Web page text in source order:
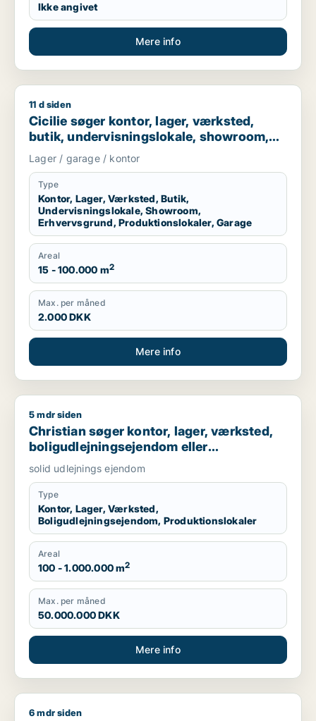
Ikke angivet
Mere info
Cicilie søger kontor, lager, værksted, butik,
11 d siden
Cicilie søger kontor, lager, værksted,
butik, undervisningslokale, showroom,
erhvervsgrund, produktionslokaler eller
garage til leje i Region Sjælland eller
Nordsjælland
Lager / garage / kontor
Type
Kontor, Lager, Værksted, Butik,
Undervisningslokale, Showroom,
Erhvervsgrund, Produktionslokaler, Garage
Areal
15 - 100.000 m2
Max. per måned
2.000 DKK
Mere info
Christian søger kontor, lager, værksted,
5 mdr siden
Christian søger kontor, lager, værksted,
boligudlejningsejendom eller
produktionslokaler til salg i Nordsjælland,
Roskilde eller Holbæk
solid udlejnings ejendom
Type
Kontor, Lager, Værksted,
Boligudlejningsejendom, Produktionslokaler
Areal
100 - 1.000.000 m2
Max. per måned
50.000.000 DKK
Mere info
Emil søger kontor, lager, værksted, butik, klinik,
6 mdr siden